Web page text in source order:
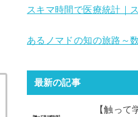
スキマ時間で医療統計｜
あるノマドの知の旅路～
最新の記事
【触って